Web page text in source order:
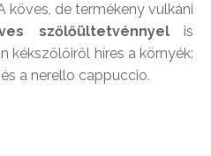
köves, de termékeny vulkáni
szőlőültetvénnyelis
kékszőlőiről híres a környék:
a nerello cappuccio.